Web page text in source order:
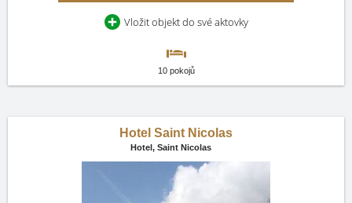
Vložit objekt do své aktovky
10 pokojů
Hotel Saint Nicolas
Hotel, Saint Nicolas